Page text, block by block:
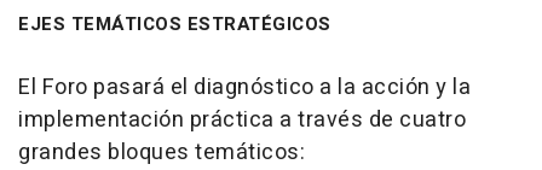
EJES TEMÁTICOS ESTRATÉGICOS
El Foro pasará el diagnóstico a la acción y la
implementación práctica a través de cuatro
grandes bloques temáticos: